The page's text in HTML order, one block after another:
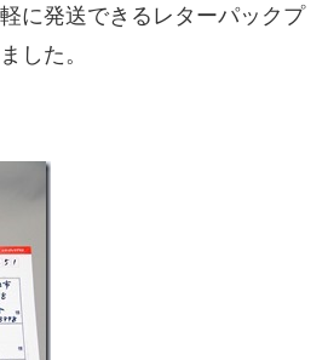
に発送できるレターパックプ
した。